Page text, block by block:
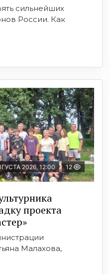
сильнейших
России. Как
2026, 12:00 12
проекта
Малахова,